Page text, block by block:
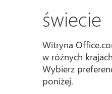
świecie
Witryna
w różnych
Wybierz
poniżej.